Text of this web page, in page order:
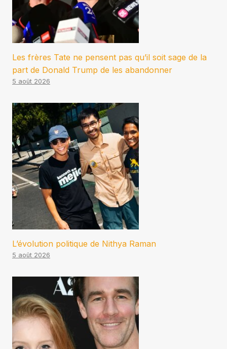
Les frères Tate ne pensent pas qu’il soit sage de la
part de Donald Trump de les abandonner
5 août 2026
L’évolution politique de Nithya Raman
5 août 2026